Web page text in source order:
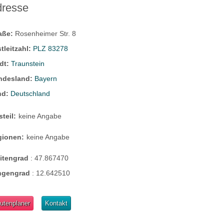
Rosenheimer Str. 8
PLZ 83278
Traunstein
Bayern
Deutschland
keine Angabe
keine Angabe
:47.867470
: 12.642510
Kontakt